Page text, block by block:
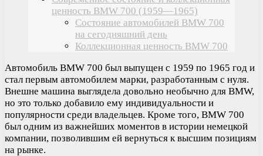
ценность BMW 700 (1959—1965)
Состояние автомобилей BMW 700
на сегодняшний день
Коллекционная ценность BMW 700
Автомобиль BMW 700 был выпущен с 1959 по 1965 год и
стал первым автомобилем марки, разработанным с нуля.
Внешне машина выглядела довольно необычно для BMW,
но это только добавило ему индивидуальности и
популярности среди владельцев. Кроме того, BMW 700
был одним из важнейших моментов в истории немецкой
компании, позволившим ей вернуться к высшим позициям
на рынке.